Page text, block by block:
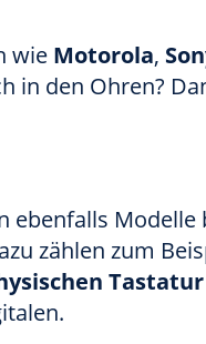
wie Motorola,
in den Ohren?
ebenfalls
zählen zum
Tastatur